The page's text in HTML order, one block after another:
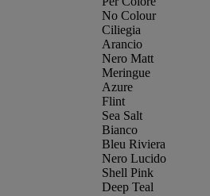
No Colour
Ciliegia
Arancio
Nero Matt
Meringue
Azure
Flint
Sea Salt
Bianco
Bleu Riviera
Nero Lucido
Shell Pink
Deep Teal